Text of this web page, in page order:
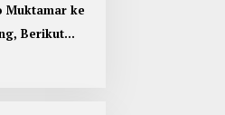
Muktamar ke
Berikut